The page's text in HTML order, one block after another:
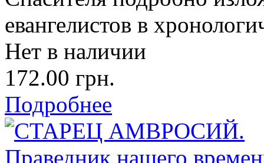
евангелистов в
Нет в наличии
172.00 грн.
Подробнее